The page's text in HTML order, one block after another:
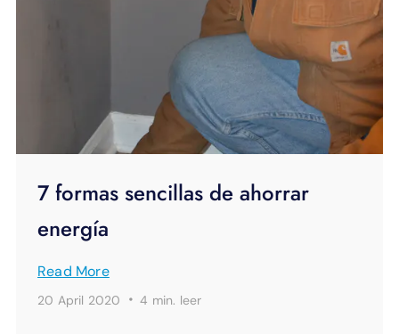
7 formas sencillas de ahorrar
energía
Read More
20 April 2020 ·4 min. leer